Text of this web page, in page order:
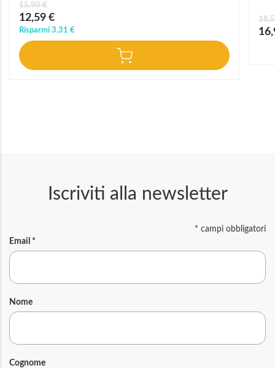
Prezzo
speciale
12,59 €
15,90 €
Risparmi 3,31 €
Iscriviti alla newsletter
* campi obbligatori
Email *
Nome
Cognome